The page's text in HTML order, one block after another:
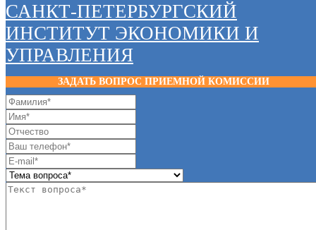
САНКТ-ПЕТЕРБУРГСКИЙ
ИНСТИТУТ ЭКОНОМИКИ И
УПРАВЛЕНИЯ
ЗАДАТЬ ВОПРОС ПРИЕМНОЙ КОМИССИИ